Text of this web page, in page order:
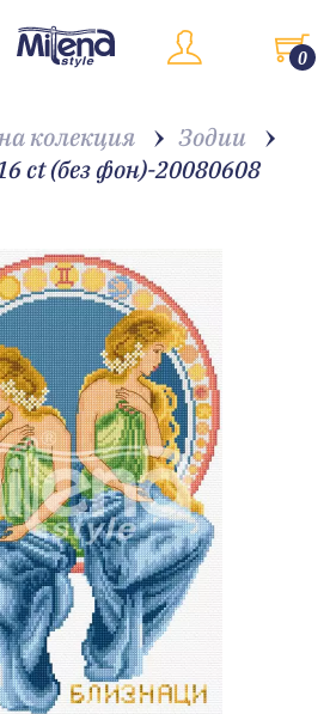
0
колекция
Зодии
ct (без фон)-20080608